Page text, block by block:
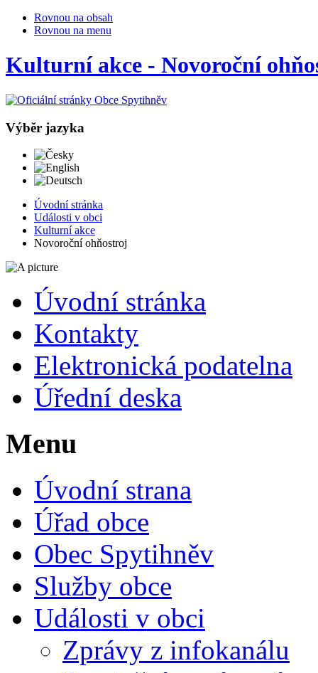
Rovnou na obsah
Rovnou na menu
Kulturní akce - Novoroční
Výběr jazyka
Česky
Úvodní stránka
Události v obci
Kulturní akce
Novoroční ohňostroj
Úvodní stránka
Kontakty
Elektronická podatelna
Úřední deska
Menu
Úvodní strana
Úřad obce
Obec Spytihněv
Služby obce
Události v obci
Zprávy z infokanálu